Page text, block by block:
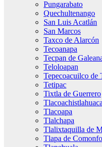
Pungarabato
Quechultenango
San Luis Acatlán
San Marcos
Taxco de Alarcón
Tecoanapa
Tecpan de
Teloloapan
Tepecoacuilco de
Tetipac
Tixtla de Guerrero
Tlacoachistlahuaca
Tlacoapa
Tlalchapa
Tlalixtaquilla de
Tlapa de